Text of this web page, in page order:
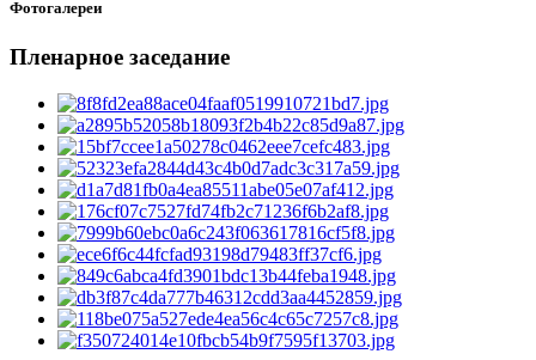
Фотогалереи
Пленарное заседание